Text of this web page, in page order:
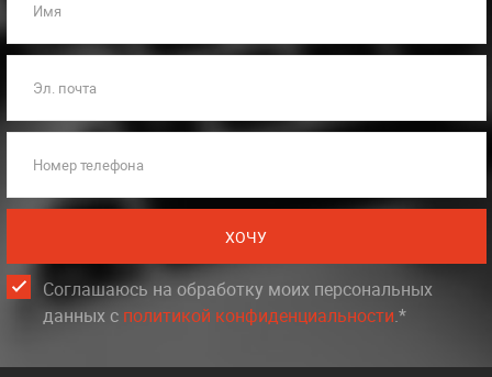
Имя
Эл. почта
Номер телефона
ХОЧУ
Соглашаюсь на обработку моих персональных
данных c политикой конфиденциальности.*